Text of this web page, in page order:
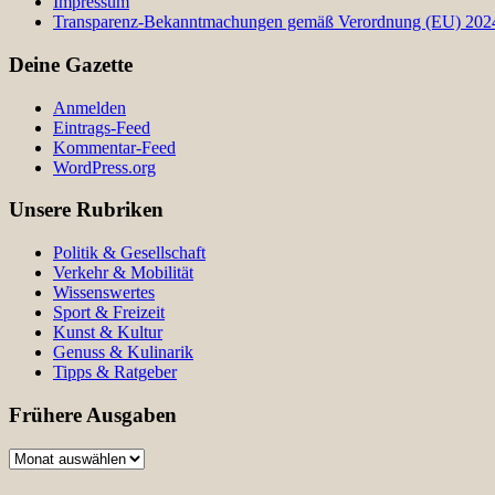
Transparenz-Bekanntmachungen gemäß Verordnung (EU)
Deine Gazette
Anmelden
Eintrags-Feed
Kommentar-Feed
WordPress.org
Unsere Rubriken
Politik & Gesellschaft
Verkehr & Mobilität
Wissenswertes
Sport & Freizeit
Kunst & Kultur
Genuss & Kulinarik
Tipps & Ratgeber
Frühere Ausgaben
Frühere